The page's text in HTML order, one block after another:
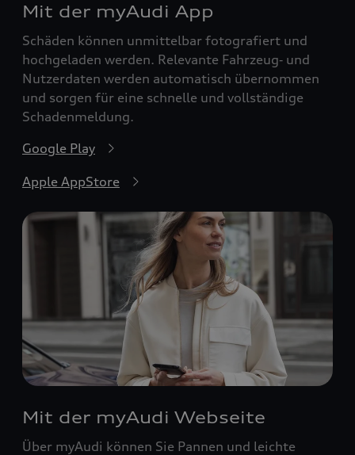
Mit der myAudi App
Schäden können unmittelbar fotografiert und
hochgeladen werden. Relevante Fahrzeug‑ und
Nutzerdaten werden automatisch übernommen
und sorgen für eine schnelle und vollständige
Schadenmeldung.
Google Play
Apple AppStore
Mit der myAudi Webseite
Über myAudi können Sie Pannen und leichte